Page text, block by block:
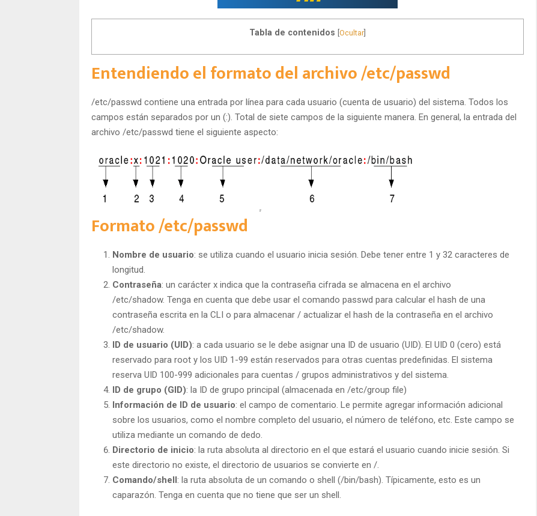
Tabla de contenidos Ocultar
Entendiendo el formato del archivo /etc/passwd
/etc/passwd contiene una entrada por línea para cada usuario (cuenta de usuario) del sistema. Todos los
campos están separados por un (:). Total de siete campos de la siguiente manera. En general, la entrada del
archivo /etc/passwd tiene el siguiente aspecto:
Formato /etc/passwd
Nombre de usuario: se utiliza cuando el usuario inicia sesión. Debe tener entre 1 y 32 caracteres de
longitud.
Contraseña: un carácter x indica que la contraseña cifrada se almacena en el archivo
/etc/shadow. Tenga en cuenta que debe usar el comando passwd para calcular el hash de una
contraseña escrita en la CLI o para almacenar / actualizar el hash de la contraseña en el archivo
/etc/shadow.
ID de usuario (UID): a cada usuario se le debe asignar una ID de usuario (UID). El UID 0 (cero) está
reservado para root y los UID 1-99 están reservados para otras cuentas predefinidas. El sistema
reserva UID 100-999 adicionales para cuentas / grupos administrativos y del sistema.
ID de grupo (GID): la ID de grupo principal (almacenada en /etc/group file)
Información de ID de usuario: el campo de comentario. Le permite agregar información adicional
sobre los usuarios, como el nombre completo del usuario, el número de teléfono, etc. Este campo se
utiliza mediante un comando de dedo.
Directorio de inicio: la ruta absoluta al directorio en el que estará el usuario cuando inicie sesión. Si
este directorio no existe, el directorio de usuarios se convierte en /.
Comando/shell: la ruta absoluta de un comando o shell (/bin/bash). Típicamente, esto es un
caparazón. Tenga en cuenta que no tiene que ser un shell.